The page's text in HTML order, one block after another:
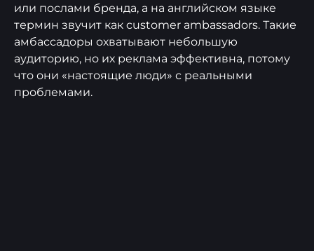
или послами бренда, а на английском языке
термин звучит как customer ambassadors. Такие
амбассадоры охватывают небольшую
аудиторию, но их реклама эффективна, потому
что они «настоящие люди» с реальными
проблемами.